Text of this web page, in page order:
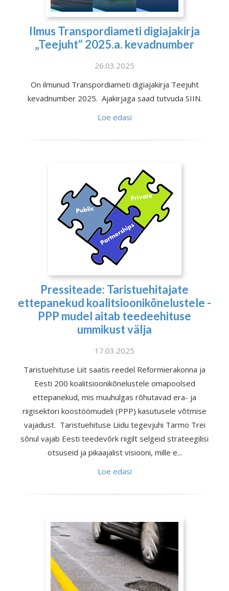
Ilmus Transpordiameti digiajakirja
„Teejuht“ 2025.a. kevadnumber
26.03.2025
On ilmunud Transpordiameti digiajakirja Teejuht
kevadnumber 2025. Ajakirjaga saad tutvuda SIIN.
Loe edasi
Pressiteade: Taristuehitajate
ettepanekud koalitsioonikõnelustele -
PPP mudel aitab teedeehituse
ummikust välja
17.03.2025
Taristuehituse Liit saatis reedel Reformierakonna ja
Eesti 200 koalitsioonikõnelustele omapoolsed
ettepanekud, mis muuhulgas rõhutavad era- ja
riigisektori koostöömudeli (PPP) kasutusele võtmise
vajadust. Taristuehituse Liidu tegevjuhi Tarmo Trei
sõnul vajab Eesti teedevõrk riigilt selgeid strateegilisi
otsuseid ja pikaajalist visiooni, mille e...
Loe edasi